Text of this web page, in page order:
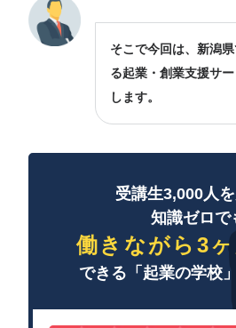
そこで今回は、新潟
る起業・創業支援サ
します。
受講生3,000人を
知識ゼロで
働きながら3
できる「起業の学校